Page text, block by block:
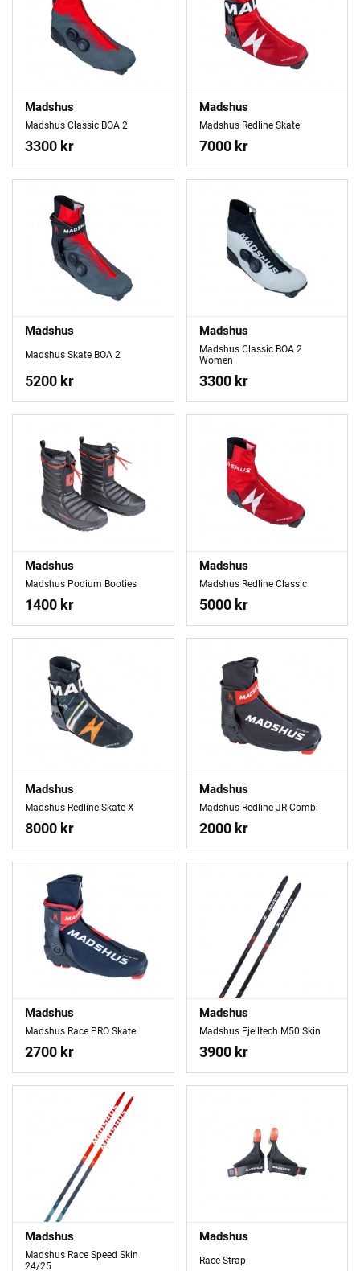
Madshus
Madshus Classic BOA 2
3300 kr
Madshus
Madshus Redline Skate
7000 kr
Madshus
Madshus Skate BOA 2
5200 kr
Madshus
Madshus Classic BOA 2
Women
3300 kr
Madshus
Madshus Podium Booties
1400 kr
Madshus
Madshus Redline Classic
5000 kr
Madshus
Madshus Redline Skate X
8000 kr
Madshus
Madshus Redline JR Combi
2000 kr
Madshus
Madshus Race PRO Skate
2700 kr
Madshus
Madshus Fjelltech M50 Skin
3900 kr
Madshus
Madshus Race Speed Skin
24/25
Madshus
Race Strap